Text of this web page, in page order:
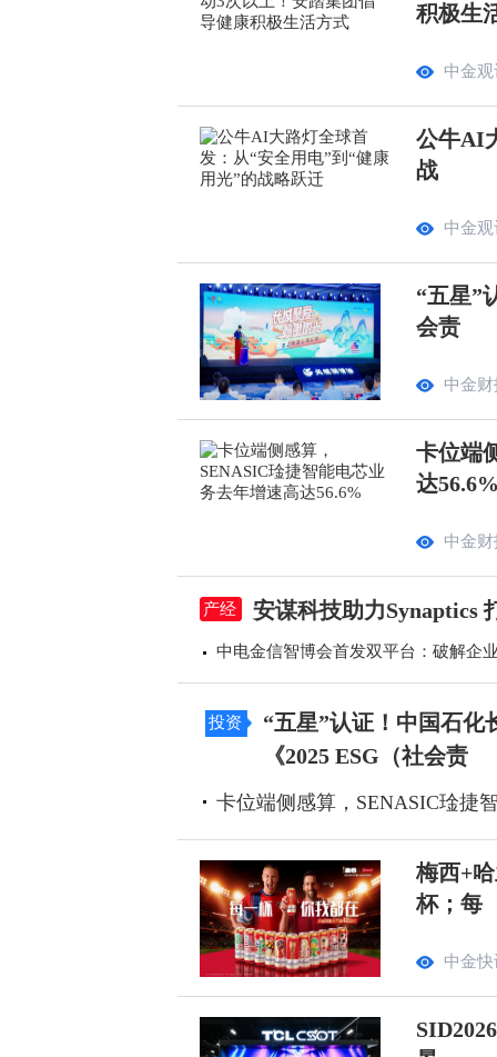
积极生
中金观
公牛AI
战
中金观
“五星”
会责
中金财
卡位端
达
中金财
产经 安谋科技助力Synaptics
中电金信智博会首发双平台：破解企
投资
“五星”认证！中国石化
《2025 ESG（社会责
卡位端侧感算，SENASIC琻捷
梅西+
杯；每
中金快